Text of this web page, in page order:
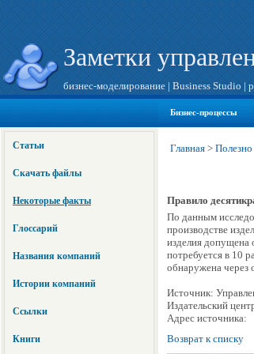
Заметки
бизнес-моделирование | Business Studio |
Бизнес-процессы
Статьи
Скачать файлы
Некоторые факты
Глоссарий
Названия компаний
Истории компаний
Ссылки
Книги
Главная > Полезно
Правило
По данным
производстве
изделия допущена
потребуется в 10
обнаружена через
Источник:
Издательский
Адрес источника:
Возврат к списку